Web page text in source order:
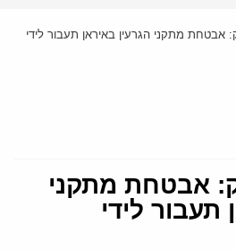
אבטחת מתקני הגרעין באיראן תעבור לידי
אבטחת מתקני
תעבור לידי